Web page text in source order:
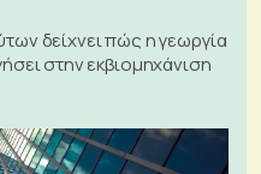
δείχνει πώς η γεωργία
στην εκβιομηχάνιση